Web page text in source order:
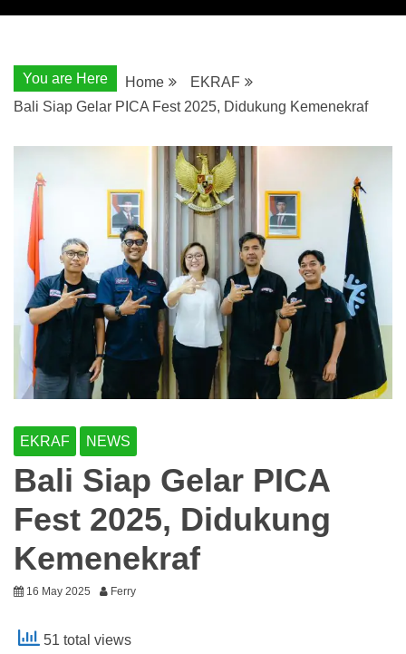
You are Here Home
EKRAF
Bali Siap Gelar PICA Fest 2025, Didukung Kemenekraf
EKRAF NEWS
Bali Siap Gelar PICA
Fest 2025, Didukung
Kemenekraf
16 May 2025 Ferry
51 total views